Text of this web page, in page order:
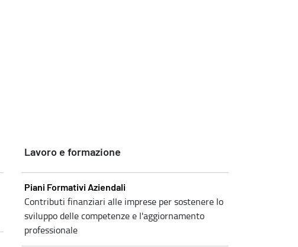
Lavoro e formazione
Piani Formativi Aziendali
Contributi finanziari alle imprese per sostenere lo
sviluppo delle competenze e l'aggiornamento
professionale